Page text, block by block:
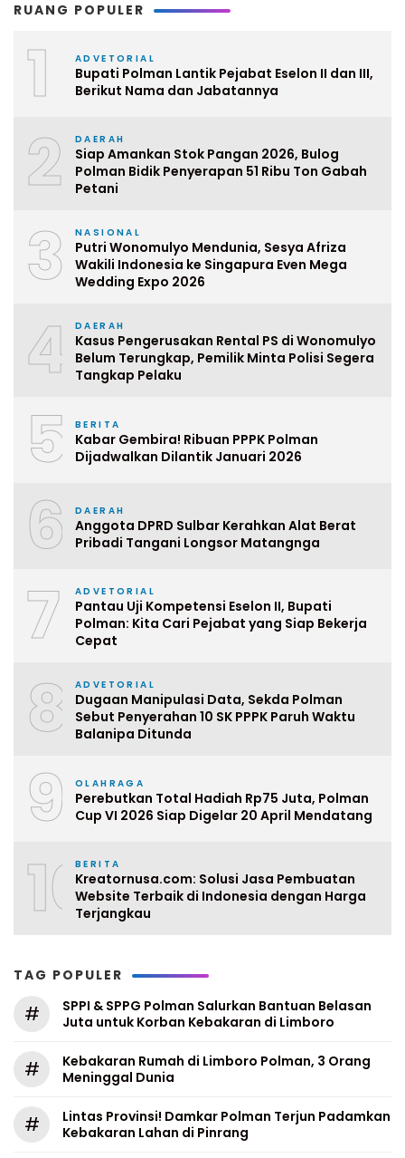
RUANG POPULER
1 ADVETORIAL
Bupati Polman Lantik Pejabat Eselon II dan III,
Berikut Nama dan Jabatannya
2 DAERAH
Siap Amankan Stok Pangan 2026, Bulog
Polman Bidik Penyerapan 51 Ribu Ton Gabah
Petani
3 NASIONAL
Putri Wonomulyo Mendunia, Sesya Afriza
Wakili Indonesia ke Singapura Even Mega
Wedding Expo 2026
4 DAERAH
Kasus Pengerusakan Rental PS di Wonomulyo
Belum Terungkap, Pemilik Minta Polisi Segera
Tangkap Pelaku
5 BERITA
Kabar Gembira! Ribuan PPPK Polman
Dijadwalkan Dilantik Januari 2026
6 DAERAH
Anggota DPRD Sulbar Kerahkan Alat Berat
Pribadi Tangani Longsor Matangnga
7 ADVETORIAL
Pantau Uji Kompetensi Eselon II, Bupati
Polman: Kita Cari Pejabat yang Siap Bekerja
Cepat
8 ADVETORIAL
Dugaan Manipulasi Data, Sekda Polman
Sebut Penyerahan 10 SK PPPK Paruh Waktu
Balanipa Ditunda
9 OLAHRAGA
Perebutkan Total Hadiah Rp75 Juta, Polman
Cup VI 2026 Siap Digelar 20 April Mendatang
10BERITA
Kreatornusa.com: Solusi Jasa Pembuatan
Website Terbaik di Indonesia dengan Harga
Terjangkau
TAG POPULER
#
SPPI & SPPG Polman Salurkan Bantuan Belasan
Juta untuk Korban Kebakaran di Limboro
#
Kebakaran Rumah di Limboro Polman, 3 Orang
Meninggal Dunia
#
Lintas Provinsi! Damkar Polman Terjun Padamkan
Kebakaran Lahan di Pinrang